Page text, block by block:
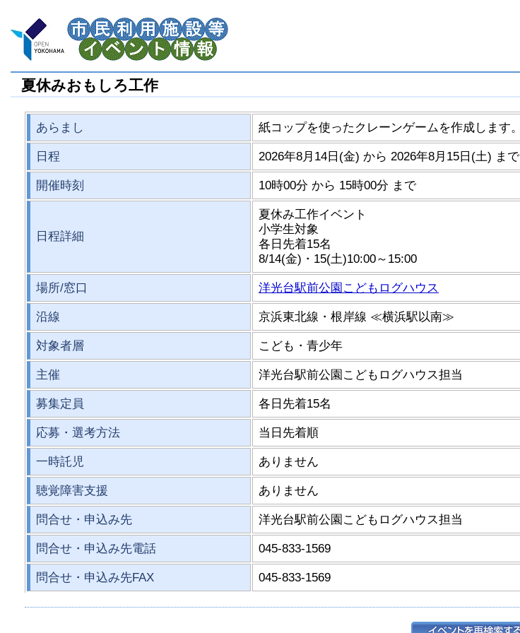
夏休みおもしろ工作
あらまし 紙コップを使ったクレーンゲームを作成します。
日程 2026年8月14日(金) から 2026年8月15日(土) まで
開催時刻 10時00分 から 15時00分 まで
日程詳細
夏休み工作イベント
小学生対象
各日先着15名
8/14(金)・15(土)10:00～15:00
場所/窓口 洋光台駅前公園こどもログハウス
沿線 京浜東北線・根岸線 ≪横浜駅以南≫
対象者層 こども・青少年
主催 洋光台駅前公園こどもログハウス担当
募集定員 各日先着15名
応募・選考方法 当日先着順
一時託児 ありません
聴覚障害支援 ありません
問合せ・申込み先 洋光台駅前公園こどもログハウス担当
問合せ・申込み先電話 045-833-1569
問合せ・申込み先FAX 045-833-1569